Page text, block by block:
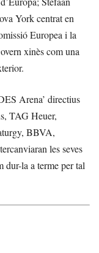
York centrat en
Europea i la
xinès com una
Arena’ directius
TAG Heuer,
BBVA,
les seves
dur-la a terme per tal